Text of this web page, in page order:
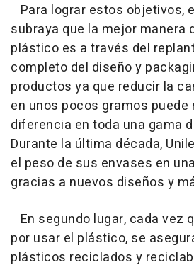
Para lograr estos objetivos,
subraya que la mejor manera
plástico es a través del
completo del diseño y
productos ya que reducir la
en unos pocos gramos puede
diferencia en toda una gama
Durante la última década,
el peso de sus envases en
gracias a nuevos diseños y
En segundo lugar, cada vez
por usar el plástico, se
plásticos reciclados y